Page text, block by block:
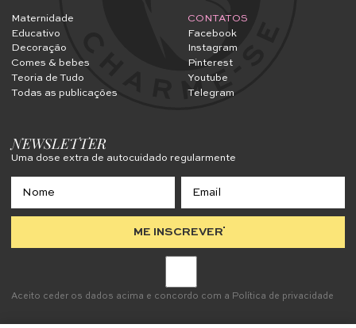
Maternidade
Educativo
Decoração
Comes & bebes
Teoria de Tudo
Todas as publicações
CONTATOS
Facebook
Instagram
Pinterest
Youtube
Telegram
NEWSLETTER
Uma dose extra de autocuidado regularmente
ME INSCREVER
Aceito ceder os dados acima e concordo com a Política de privacidade